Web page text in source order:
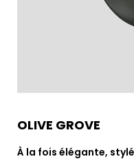
OLIVE GROVE
À la fois élégante,